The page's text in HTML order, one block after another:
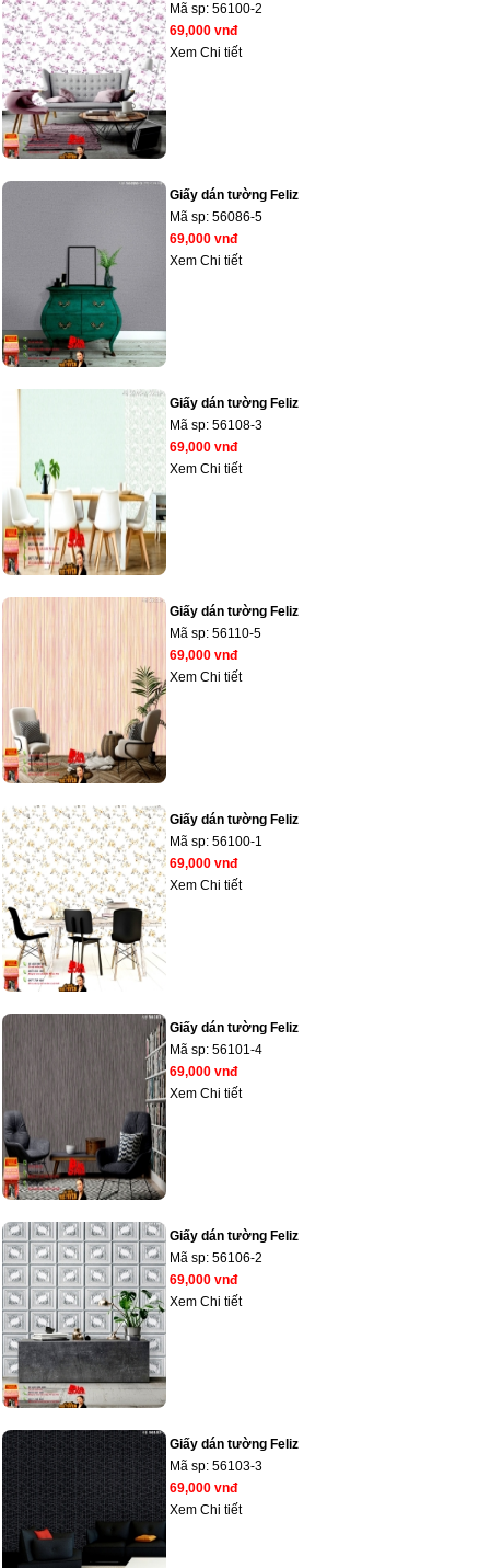
Mã sp: 56100-2
69,000 vnđ
Xem Chi tiết
Giấy dán tường Feliz
Mã sp: 56086-5
69,000 vnđ
Xem Chi tiết
Giấy dán tường Feliz
Mã sp: 56108-3
69,000 vnđ
Xem Chi tiết
Giấy dán tường Feliz
Mã sp: 56110-5
69,000 vnđ
Xem Chi tiết
Giấy dán tường Feliz
Mã sp: 56100-1
69,000 vnđ
Xem Chi tiết
Giấy dán tường Feliz
Mã sp: 56101-4
69,000 vnđ
Xem Chi tiết
Giấy dán tường Feliz
Mã sp: 56106-2
69,000 vnđ
Xem Chi tiết
Giấy dán tường Feliz
Mã sp: 56103-3
69,000 vnđ
Xem Chi tiết